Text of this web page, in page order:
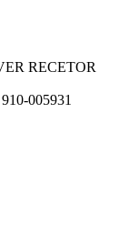
RECETOR
910-005931